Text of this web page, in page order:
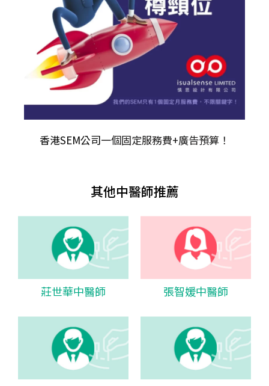
香港SEM公司一個固定服務費+廣告預算！
其他中醫師推薦
莊世華中醫師 張智媛中醫師